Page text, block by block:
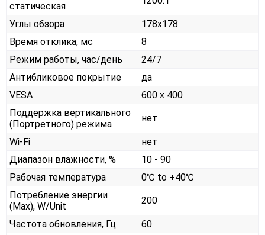
статическая
Углы обзора
178x178
Время отклика, мс
8
Режим работы, час/день
24/7
Антибликовое покрытие
да
VESA
600 x 400
Поддержка вертикального
(Портретного) режима
нет
Wi-Fi
нет
Диапазон влажности, %
10 - 90
Рабочая температура
0℃ to +40℃
Потребление энергии
(Max), W/Unit
200
Частота обновления, Гц
60